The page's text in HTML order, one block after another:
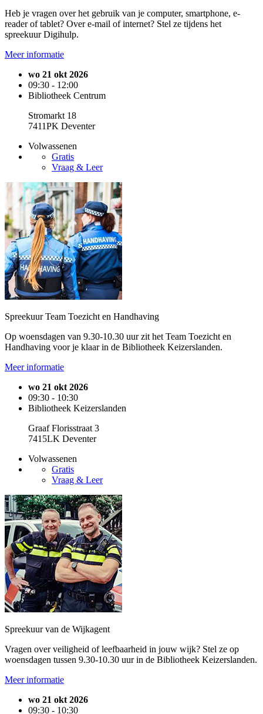
Heb je vragen over het gebruik van je computer, smartphone, e-
reader of tablet? Over e-mail of internet? Stel ze tijdens het
spreekuur Digihulp.
Meer informatie
wo 21 okt 2026
09:30 - 12:00
Bibliotheek Centrum
Stromarkt 18
7411PK Deventer
Volwassenen
Gratis
Vraag & Leer
Spreekuur Team Toezicht en Handhaving
Op woensdagen van 9.30-10.30 uur zit het Team Toezicht en
Handhaving voor je klaar in de Bibliotheek Keizerslanden.
Meer informatie
wo 21 okt 2026
09:30 - 10:30
Bibliotheek Keizerslanden
Graaf Florisstraat 3
7415LK Deventer
Volwassenen
Gratis
Vraag & Leer
Spreekuur van de Wijkagent
Vragen over veiligheid of leefbaarheid in jouw wijk? Stel ze op
woensdagen tussen 9.30-10.30 uur in de Bibliotheek Keizerslanden.
Meer informatie
wo 21 okt 2026
09:30 - 10:30